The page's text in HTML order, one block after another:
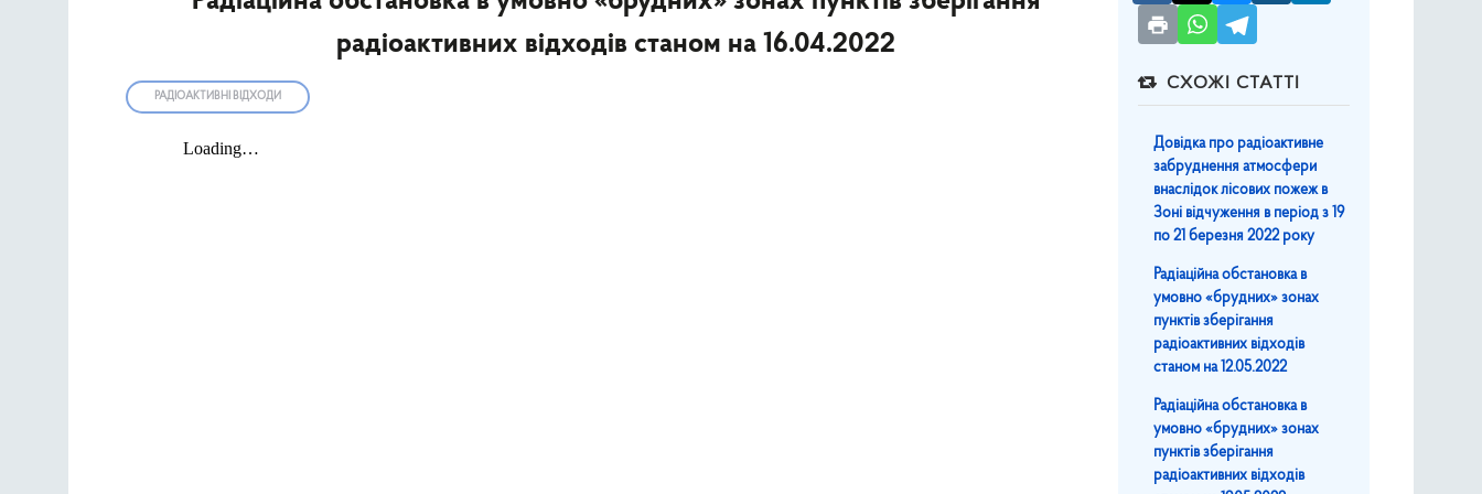
радіоактивних відходів станом на 16.04.2022
РАДІОАКТИВНІ ВІДХОДИ
СХОЖІ СТАТТІ
Довідка про радіоактивне
забруднення атмосфери
внаслідок лісових пожеж в
Зоні відчуження в період з 19
по 21 березня 2022 року
Радіаційна обстановка в
умовно «брудних» зонах
пунктів зберігання
радіоактивних відходів
станом на 12.05.2022
Радіаційна обстановка в
умовно «брудних» зонах
пунктів зберігання
радіоактивних відходів